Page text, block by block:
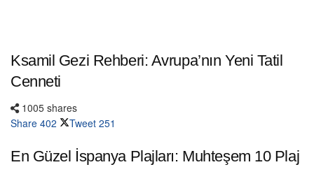
Ksamil Gezi Rehberi: Avrupa’nın Yeni Tatil
Cenneti
1005 shares
Share 402 Tweet 251
En Güzel İspanya Plajları: Muhteşem 10 Plaj